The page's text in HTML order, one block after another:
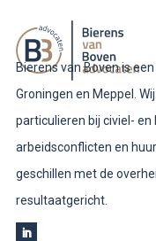
Bierens van Boven is
Groningen en Meppel.
particulieren bij civiel-
arbeidsconflicten en
geschillen met de
resultaatgericht.